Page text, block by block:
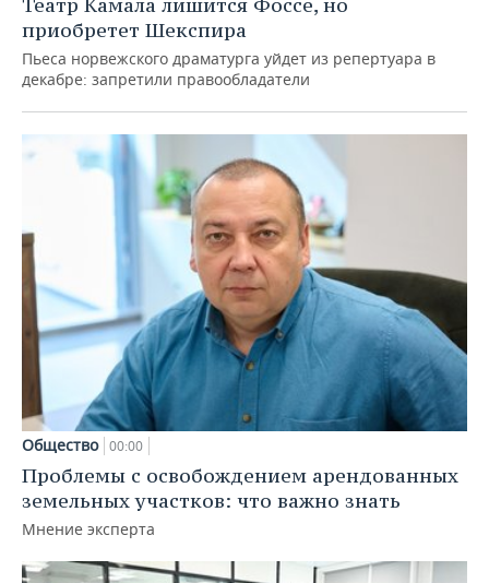
Театр Камала лишится Фоссе, но
приобретет Шекспира
Пьеса норвежского драматурга уйдет из репертуара в
декабре: запретили правообладатели
Общество 00:00
Проблемы с освобождением арендованных
земельных участков: что важно знать
Мнение эксперта